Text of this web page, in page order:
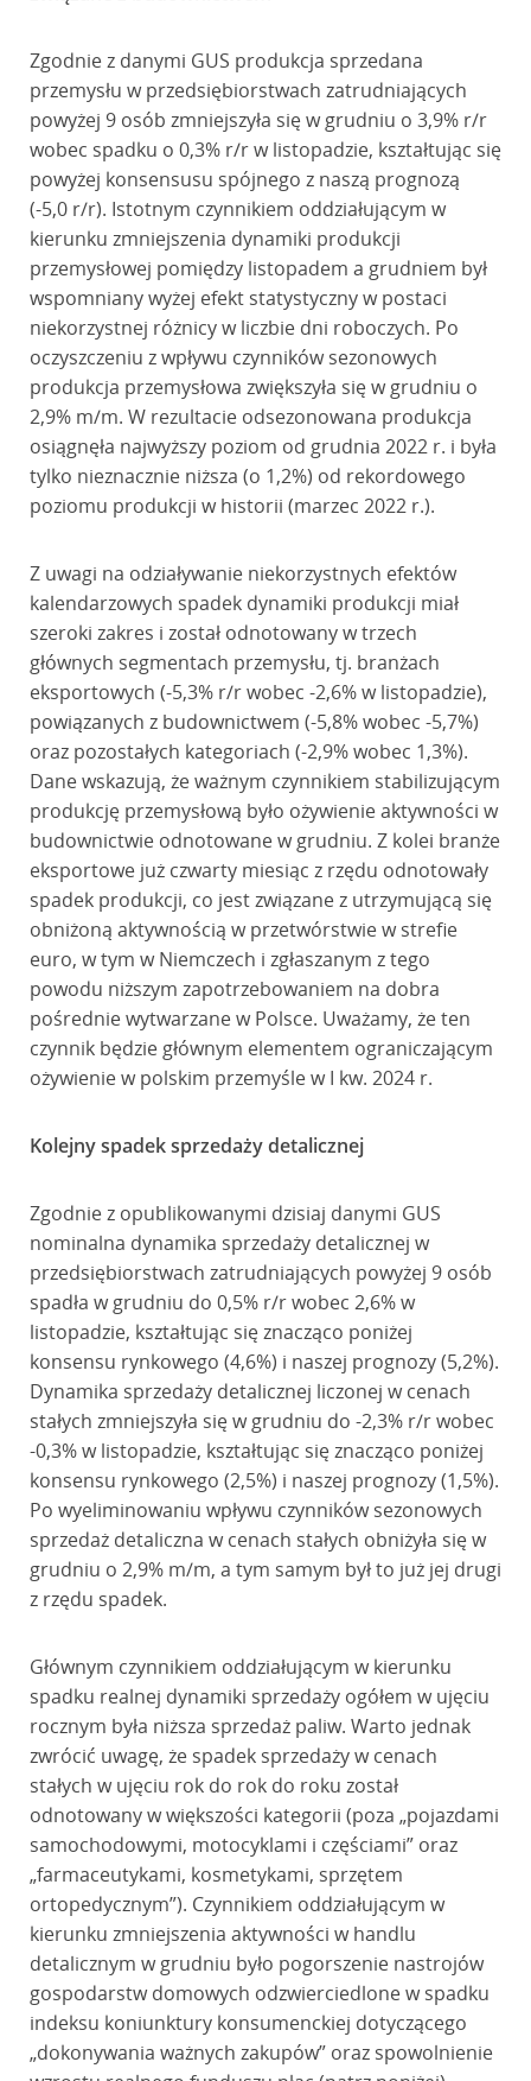
Zgodnie z danymi GUS produkcja sprzedana
przemysłu w przedsiębiorstwach zatrudniających
powyżej 9 osób zmniejszyła się w grudniu o 3,9% r/r
wobec spadku o 0,3% r/r w listopadzie, kształtując się
powyżej konsensusu spójnego z naszą prognozą
(-5,0 r/r). Istotnym czynnikiem oddziałującym w
kierunku zmniejszenia dynamiki produkcji
przemysłowej pomiędzy listopadem a grudniem był
wspomniany wyżej efekt statystyczny w postaci
niekorzystnej różnicy w liczbie dni roboczych. Po
oczyszczeniu z wpływu czynników sezonowych
produkcja przemysłowa zwiększyła się w grudniu o
2,9% m/m. W rezultacie odsezonowana produkcja
osiągnęła najwyższy poziom od grudnia 2022 r. i była
tylko nieznacznie niższa (o 1,2%) od rekordowego
poziomu produkcji w historii (marzec 2022 r.).
Z uwagi na odziaływanie niekorzystnych efektów
kalendarzowych spadek dynamiki produkcji miał
szeroki zakres i został odnotowany w trzech
głównych segmentach przemysłu, tj. branżach
eksportowych (-5,3% r/r wobec -2,6% w listopadzie),
powiązanych z budownictwem (-5,8% wobec -5,7%)
oraz pozostałych kategoriach (-2,9% wobec 1,3%).
Dane wskazują, że ważnym czynnikiem stabilizującym
produkcję przemysłową było ożywienie aktywności w
budownictwie odnotowane w grudniu. Z kolei branże
eksportowe już czwarty miesiąc z rzędu odnotowały
spadek produkcji, co jest związane z utrzymującą się
obniżoną aktywnością w przetwórstwie w strefie
euro, w tym w Niemczech i zgłaszanym z tego
powodu niższym zapotrzebowaniem na dobra
pośrednie wytwarzane w Polsce. Uważamy, że ten
czynnik będzie głównym elementem ograniczającym
ożywienie w polskim przemyśle w I kw. 2024 r.
Kolejny spadek sprzedaży detalicznej
Zgodnie z opublikowanymi dzisiaj danymi GUS
nominalna dynamika sprzedaży detalicznej w
przedsiębiorstwach zatrudniających powyżej 9 osób
spadła w grudniu do 0,5% r/r wobec 2,6% w
listopadzie, kształtując się znacząco poniżej
konsensu rynkowego (4,6%) i naszej prognozy (5,2%).
Dynamika sprzedaży detalicznej liczonej w cenach
stałych zmniejszyła się w grudniu do -2,3% r/r wobec
-0,3% w listopadzie, kształtując się znacząco poniżej
konsensu rynkowego (2,5%) i naszej prognozy (1,5%).
Po wyeliminowaniu wpływu czynników sezonowych
sprzedaż detaliczna w cenach stałych obniżyła się w
grudniu o 2,9% m/m, a tym samym był to już jej drugi
z rzędu spadek.
Głównym czynnikiem oddziałującym w kierunku
spadku realnej dynamiki sprzedaży ogółem w ujęciu
rocznym była niższa sprzedaż paliw. Warto jednak
zwrócić uwagę, że spadek sprzedaży w cenach
stałych w ujęciu rok do rok do roku został
odnotowany w większości kategorii (poza „pojazdami
samochodowymi, motocyklami i częściami” oraz
„farmaceutykami, kosmetykami, sprzętem
ortopedycznym”). Czynnikiem oddziałującym w
kierunku zmniejszenia aktywności w handlu
detalicznym w grudniu było pogorszenie nastrojów
gospodarstw domowych odzwierciedlone w spadku
indeksu koniunktury konsumenckiej dotyczącego
„dokonywania ważnych zakupów” oraz spowolnienie